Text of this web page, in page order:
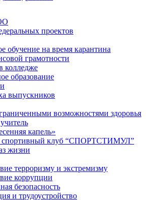
проектов
обучение на время карантина
грамотности
колледже
образование
выпускников
возможностями здоровья
капель»
спортивный клуб “СПОРТСТИМУЛ”
жизни
терроризму и экстремизму
коррупции
безопасность
и трудоустройство